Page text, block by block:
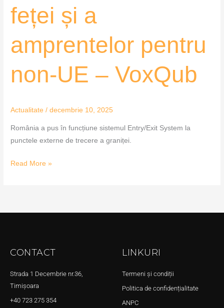
feței și a
amprentelor pentru
non-UE – VoxQub
Actualitate /decembrie 10, 2025
România a pus în funcțiune sistemul Entry/Exit System la
punctele externe de trecere a graniței.
Read More »
CONTACT
Strada 1 Decembrie nr.36,
Timișoara
+40 723 275 354
LINKURI
Termeni și condiții
Politica de confidențialitate
ANPC